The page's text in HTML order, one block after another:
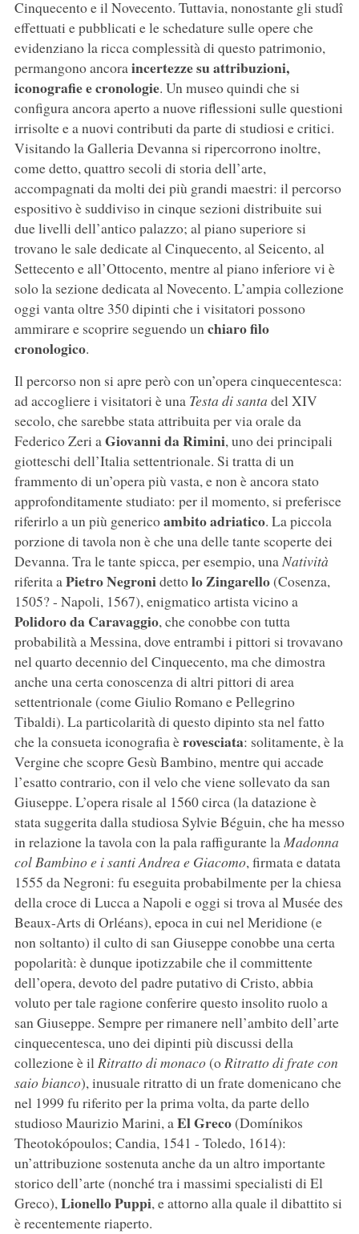
Cinquecento e il Novecento. Tuttavia, nonostante gli studî
effettuati e pubblicati e le schedature sulle opere che
evidenziano la ricca complessità di questo patrimonio,
permangono ancoraincertezze su attribuzioni,
iconografie e cronologie. Un museo quindi che si
configura ancora aperto a nuove riflessioni sulle questioni
irrisolte e a nuovi contributi da parte di studiosi e critici.
Visitando la Galleria Devanna si ripercorrono inoltre,
come detto, quattro secoli di storia dell’arte,
accompagnati da molti dei più grandi maestri: il percorso
espositivo è suddiviso in cinque sezioni distribuite sui
due livelli dell’antico palazzo; al piano superiore si
trovano le sale dedicate al Cinquecento, al Seicento, al
Settecento e all’Ottocento, mentre al piano inferiore vi è
solo la sezione dedicata al Novecento. L’ampia collezione
oggi vanta oltre 350 dipinti che i visitatori possono
ammirare e scoprire seguendo unchiaro filo
cronologico.
Il percorso non si apre però con un’opera cinquecentesca:
ad accogliere i visitatori è una Testa di santa del XIV
secolo, che sarebbe stata attribuita per via orale da
Federico Zeri aGiovanni da Rimini, uno dei principali
giotteschi dell’Italia settentrionale. Si tratta di un
frammento di un’opera più vasta, e non è ancora stato
approfonditamente studiato: per il momento, si preferisce
riferirlo a un più genericoambito adriatico. La piccola
porzione di tavola non è che una delle tante scoperte dei
Devanna. Tra le tante spicca, per esempio, unaNatività
riferita aPietro Negronidettolo Zingarello(Cosenza,
1505? - Napoli, 1567), enigmatico artista vicino a
Polidoro da Caravaggio, che conobbe con tutta
probabilità a Messina, dove entrambi i pittori si trovavano
nel quarto decennio del Cinquecento, ma che dimostra
anche una certa conoscenza di altri pittori di area
settentrionale (come Giulio Romano e Pellegrino
Tibaldi). La particolarità di questo dipinto sta nel fatto
che la consueta iconografia èrovesciata: solitamente, è la
Vergine che scopre Gesù Bambino, mentre qui accade
l’esatto contrario, con il velo che viene sollevato da san
Giuseppe. L’opera risale al 1560 circa (la datazione è
stata suggerita dalla studiosa Sylvie Béguin, che ha messo
in relazione la tavola con la pala raffigurante laMadonna
col Bambino e i santi Andrea e Giacomo, firmata e datata
1555 da Negroni: fu eseguita probabilmente per la chiesa
della croce di Lucca a Napoli e oggi si trova al Musée des
Beaux-Arts di Orléans), epoca in cui nel Meridione (e
non soltanto) il culto di san Giuseppe conobbe una certa
popolarità: è dunque ipotizzabile che il committente
dell’opera, devoto del padre putativo di Cristo, abbia
voluto per tale ragione conferire questo insolito ruolo a
san Giuseppe. Sempre per rimanere nell’ambito dell’arte
cinquecentesca, uno dei dipinti più discussi della
collezione è ilRitratto di monaco(oRitratto di frate con
saio bianco), inusuale ritratto di un frate domenicano che
nel 1999 fu riferito per la prima volta, da parte dello
studioso Maurizio Marini, aEl Greco(Domínikos
Theotokópoulos; Candia, 1541 - Toledo, 1614):
un’attribuzione sostenuta anche da un altro importante
storico dell’arte (nonché tra i massimi specialisti di El
Greco),Lionello Puppi, e attorno alla quale il dibattito si
è recentemente riaperto.